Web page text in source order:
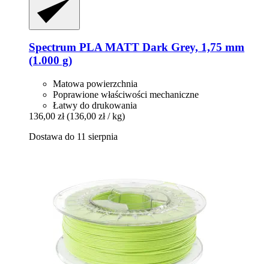
Spectrum PLA MATT Dark Grey, 1,75 mm
(1.000 g)
Matowa powierzchnia
Poprawione właściwości mechaniczne
Łatwy do drukowania
136,00 zł (136,00 zł / kg)
Dostawa do 11 sierpnia